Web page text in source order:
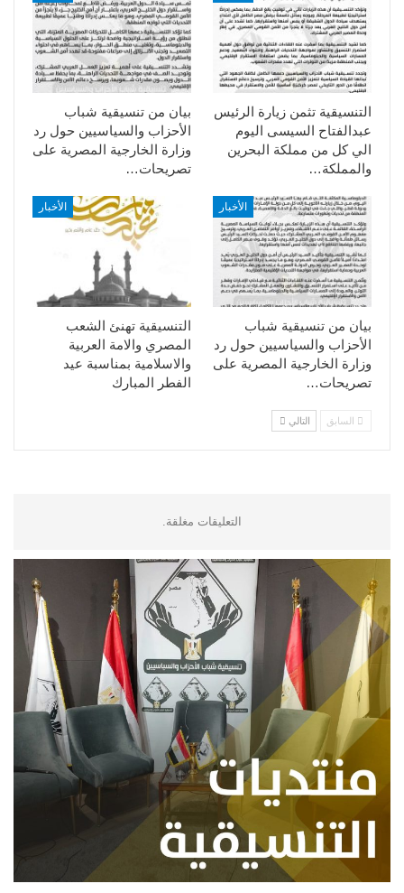
بيان من تنسيقية شباب
الأحزاب والسياسيين حول رد
وزارة الخارجية المصرية على
تصريحات…
التنسيقية تثمن زيارة الرئيس
عبدالفتاح السيسى اليوم
الي كل من مملكة البحرين
والمملكة…
الأخبار
التنسيقية تهنئ الشعب
المصري والامة العربية
والاسلامية بمناسبة عيد
الفطر المبارك
الأخبار
بيان من تنسيقية شباب
الأحزاب والسياسيين حول رد
وزارة الخارجية المصرية على
تصريحات…
السابق التالي
التعليقات مغلقة.